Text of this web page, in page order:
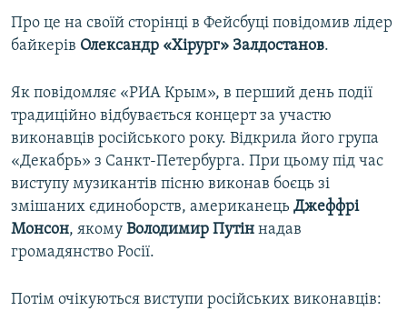
Про це на своїй сторінці в Фейсбуці повідомив лідер
байкерів Олександр «Хірург» Залдостанов.
Як повідомляє «РИА Крым», в перший день події
традиційно відбувається концерт за участю
виконавців російського року. Відкрила його група
«Декабрь» з Санкт-Петербурга. При цьому під час
виступу музикантів пісню виконав боєць зі
змішаних єдиноборств, американець Джеффрі
Монсон, якому Володимир Путін надав
громадянство Росії.
Потім очікуються виступи російських виконавців: